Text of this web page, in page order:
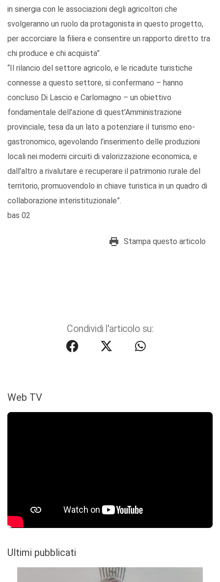
in sinergia con le associazioni degli agricoltori che
svolgeranno un ruolo da protagonista in questo progetto,
per accorciare la filiera e consentire un rapporto diretto tra
chi produce e chi acquista”.
“Il rilancio del settore agricolo, e le ricadute turistiche
connesse a questo settore, si confermano – hanno
concluso Di Lascio e Carlomagno – un obiettivo
fondamentale dell’azione di quest’Amministrazione
provinciale, tesa da un lato a potenziare il turismo eno-
gastronomico, agevolando l’inserimento delle produzioni
locali nei moderni circuiti di valorizzazione economica, e
dall’altro a rivalutare e recuperare il patrimonio rurale del
territorio, promuovendolo in chiave turistica in un quadro di
collaborazione interistituzionale”.
bas 02
Stampa questo articolo
Condividi l'articolo su:
Web TV
Ultimi pubblicati